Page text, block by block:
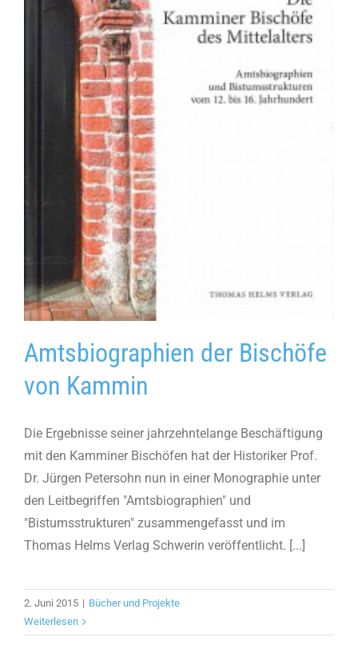
Amtsbiographien der Bischöfe
von Kammin
Die Ergebnisse seiner jahrzehntelange Beschäftigung
mit den Kamminer Bischöfen hat der Historiker Prof.
Dr. Jürgen Petersohn nun in einer Monographie unter
den Leitbegriffen "Amtsbiographien" und
"Bistumsstrukturen" zusammengefasst und im
Thomas Helms Verlag Schwerin veröffentlicht. [...]
2. Juni 2015 | Bücher und Projekte
Weiterlesen